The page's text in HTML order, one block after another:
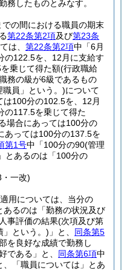
務したものとみなす。
の間における職員の期末
第22条第2項及び第23条
は、 第22条第2項中「6月
の122.5を、12月に支給す
乗じて得た額(行政職給
務の級が6級であるもの
員」という。)について
100分の102.5を、12月
の117.5を乗じて得た
場合にあっては100分の
あっては100分の137.5を
第1号中「100分の90(管理
」とあるのは「100分の
一改)
用については、当分の
あるのは「勤務の状況及び
事評価の結果(次項及び第
」という。) 」と、 同条第5
を良好な成績で勤務し
である」と、 同条第6項中
、「職員については」とあ